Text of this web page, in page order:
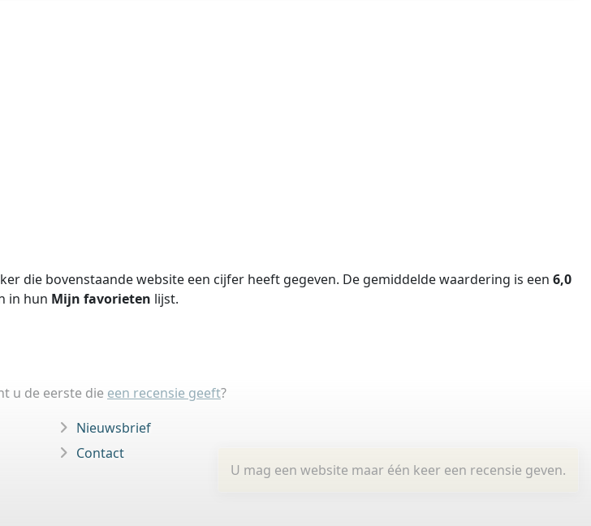
die bovenstaande website een cijfer heeft gegeven. De gemiddelde waardering is een 6,0
in hun Mijn favorieten lijst.
u de eerste die een recensie geeft?
U mag een website maar één keer een recensie geven.
Nieuwsbrief
Contact